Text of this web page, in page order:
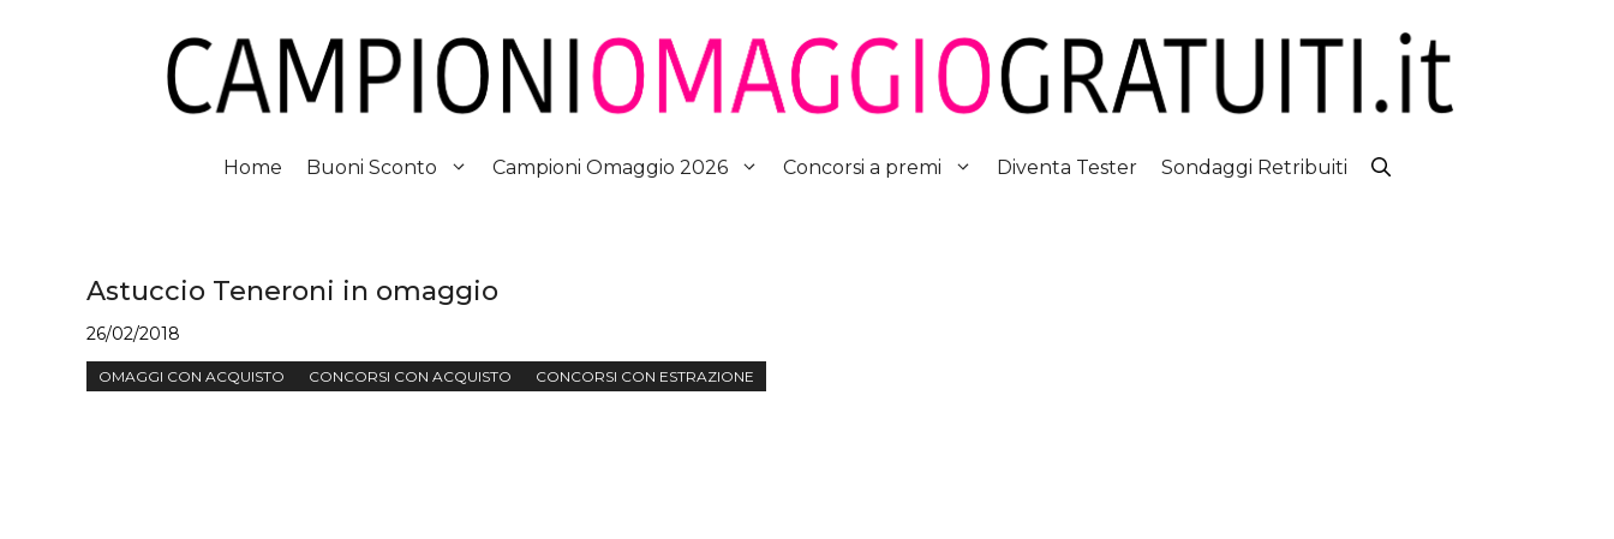
Home Buoni Sconto Campioni Omaggio 2026 Concorsi a premi Diventa Tester Sondaggi Retribuiti
Astuccio Teneroni in omaggio
26/02/2018
OMAGGI CON ACQUISTO CONCORSI CON ACQUISTO CONCORSI CON ESTRAZIONE